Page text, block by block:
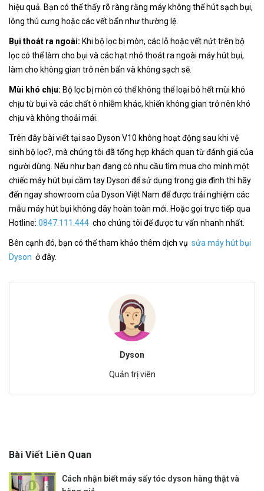
hiệu quả. Bạn có thể thấy rõ ràng rằng máy không thể hút sạch bụi,
lông thú cưng hoặc các vết bẩn như thường lệ.
Bụi thoát ra ngoài: Khi bộ lọc bị mòn, các lỗ hoặc vết nứt trên bộ
lọc có thể làm cho bụi và các hạt nhỏ thoát ra ngoài máy hút bụi,
làm cho không gian trở nên bẩn và không sạch sẽ.
Mùi khó chịu: Bộ lọc bị mòn có thể không thể loại bỏ hết mùi khó
chịu từ bụi và các chất ô nhiễm khác, khiến không gian trở nên khó
chịu và không thoải mái.
Trên đây bài viết tại sao Dyson V10 không hoạt động sau khi vệ
sinh bộ lọc?, mà chúng tôi đã tổng hợp khách quan từ đánh giá của
người dùng. Nếu như bạn đang có nhu cầu tìm mua cho mình một
chiếc máy hút bụi cầm tay Dyson để sử dụng trong gia đình thì hãy
đến ngay showroom của Dyson Việt Nam để được trải nghiệm các
mẫu máy hút bụi không dây hoàn toàn mới. Hoặc gọi trực tiếp qua
Hotline: 0847.111.444 cho chúng tôi để được tư vấn nhanh nhất.
Bên cạnh đó, bạn có thể tham khảo thêm dịch vụ sửa máy hút bụi
Dyson ở đây.
Dyson
Quản trị viên
Bài Viết Liên Quan
Cách nhận biết máy sấy tóc dyson hàng thật và